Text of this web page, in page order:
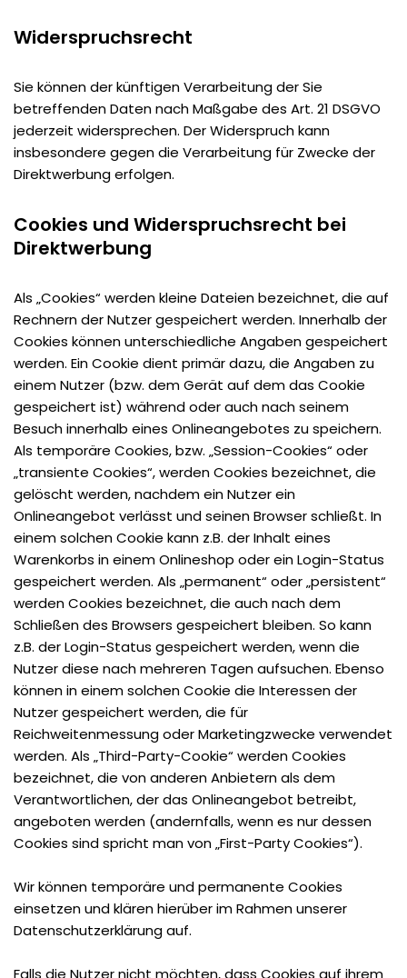
Widerspruchsrecht
Sie können der künftigen Verarbeitung der Sie
betreffenden Daten nach Maßgabe des Art. 21 DSGVO
jederzeit widersprechen. Der Widerspruch kann
insbesondere gegen die Verarbeitung für Zwecke der
Direktwerbung erfolgen.
Cookies und Widerspruchsrecht bei
Direktwerbung
Als „Cookies“ werden kleine Dateien bezeichnet, die auf
Rechnern der Nutzer gespeichert werden. Innerhalb der
Cookies können unterschiedliche Angaben gespeichert
werden. Ein Cookie dient primär dazu, die Angaben zu
einem Nutzer (bzw. dem Gerät auf dem das Cookie
gespeichert ist) während oder auch nach seinem
Besuch innerhalb eines Onlineangebotes zu speichern.
Als temporäre Cookies, bzw. „Session-Cookies“ oder
„transiente Cookies“, werden Cookies bezeichnet, die
gelöscht werden, nachdem ein Nutzer ein
Onlineangebot verlässt und seinen Browser schließt. In
einem solchen Cookie kann z.B. der Inhalt eines
Warenkorbs in einem Onlineshop oder ein Login-Status
gespeichert werden. Als „permanent“ oder „persistent“
werden Cookies bezeichnet, die auch nach dem
Schließen des Browsers gespeichert bleiben. So kann
z.B. der Login-Status gespeichert werden, wenn die
Nutzer diese nach mehreren Tagen aufsuchen. Ebenso
können in einem solchen Cookie die Interessen der
Nutzer gespeichert werden, die für
Reichweitenmessung oder Marketingzwecke verwendet
werden. Als „Third-Party-Cookie“ werden Cookies
bezeichnet, die von anderen Anbietern als dem
Verantwortlichen, der das Onlineangebot betreibt,
angeboten werden (andernfalls, wenn es nur dessen
Cookies sind spricht man von „First-Party Cookies“).
Wir können temporäre und permanente Cookies
einsetzen und klären hierüber im Rahmen unserer
Datenschutzerklärung auf.
Falls die Nutzer nicht möchten, dass Cookies auf ihrem